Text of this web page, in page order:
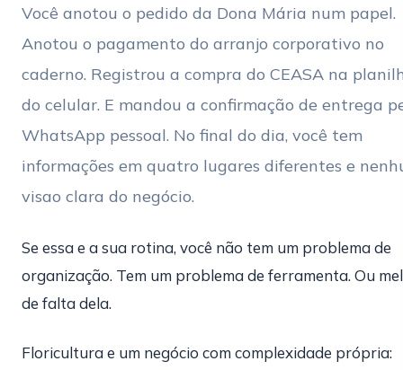
Você anotou o pedido da Dona Mária num papel.
Anotou o pagamento do arranjo corporativo no
caderno. Registrou a compra do CEASA na
do celular. E mandou a confirmação de entrega
WhatsApp pessoal. No final do dia, você tem
informações em quatro lugares diferentes e
visao clara do negócio.
Se essa e a sua rotina, você não tem um problema de
organização. Tem um problema de ferramenta. Ou
de falta dela.
Floricultura e um negócio com complexidade própria: